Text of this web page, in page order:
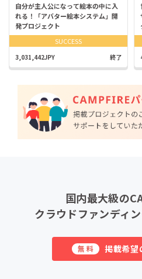
自分が主人公になって絵本の中に入
れる！「アバター絵本システム」開
発プロジェクト
SUCCESS
3,031,442JPY 終了
国内最大級の
クラウドファンディ
無料 掲載希望